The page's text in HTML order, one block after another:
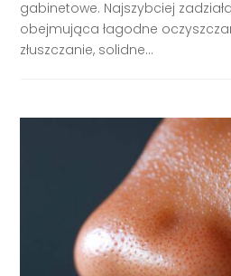
gabinetowe. Najszybciej
obejmująca łagodne
złuszczanie, solidne...